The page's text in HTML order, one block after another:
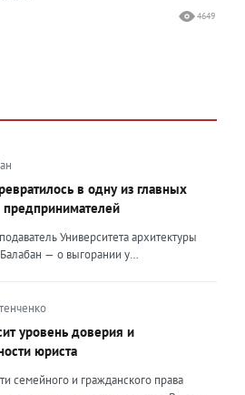
4649
в одну из главных
Университета архитектуры
— о выгорании у
у предпринимателей заметно
наёмных сотрудников. Наёмный
или в отпуск, пожаловаться
работу. Предприниматель — сам
Если он устаёт, бизнес не встанет
уровень доверия и
юриста
семейного и гражданского права